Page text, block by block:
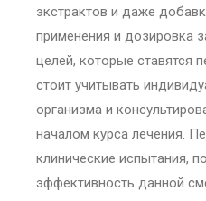
экстрактов и даже
применения и дозировка
целей, которые ставятся
стоит учитывать
организма и
началом курса лечения.
клинические испытания,
эффективность данной